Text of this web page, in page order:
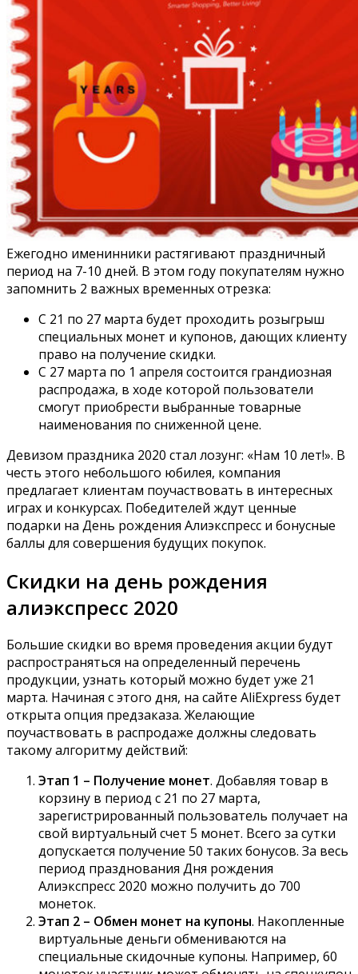
Ежегодно именинники растягивают праздничный
период на 7-10 дней. В этом году покупателям нужно
запомнить 2 важных временных отрезка:
С 21 по 27 марта будет проходить розыгрыш
специальных монет и купонов, дающих клиенту
право на получение скидки.
С 27 марта по 1 апреля состоится грандиозная
распродажа, в ходе которой пользователи
смогут приобрести выбранные товарные
наименования по сниженной цене.
Девизом праздника 2020 стал лозунг: «Нам 10 лет!». В
честь этого небольшого юбилея, компания
предлагает клиентам поучаствовать в интересных
играх и конкурсах. Победителей ждут ценные
подарки на День рождения Алиэкспресс и бонусные
баллы для совершения будущих покупок.
Скидки на день рождения
алиэкспресс 2020
Большие скидки во время проведения акции будут
распространяться на определенный перечень
продукции, узнать который можно будет уже 21
марта. Начиная с этого дня, на сайте AliExpress будет
открыта опция предзаказа. Желающие
поучаствовать в распродаже должны следовать
такому алгоритму действий:
Этап 1 – Получение монет. Добавляя товар в
корзину в период с 21 по 27 марта,
зарегистрированный пользователь получает на
свой виртуальный счет 5 монет. Всего за сутки
допускается получение 50 таких бонусов. За весь
период празднования Дня рождения
Алиэкспресс 2020 можно получить до 700
монеток.
Этап 2 – Обмен монет на купоны. Накопленные
виртуальные деньги обмениваются на
специальные скидочные купоны. Например, 60